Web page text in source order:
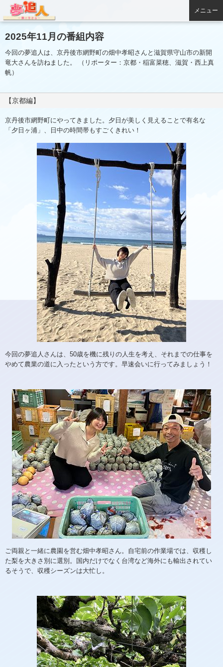
メニュー
2025年11月の番組内容
今回の夢追人は、京丹後市網野町の畑中孝昭さんと滋賀県守山市の新開
竜大さんを訪ねました。 （リポーター：京都・稲富菜穂、滋賀・西上真
帆）
【京都編】
京丹後市網野町にやってきました。夕日が美しく見えることで有名な
「夕日ヶ浦」、日中の時間帯もすごくきれい！
今回の夢追人さんは、50歳を機に残りの人生を考え、それまでの仕事を
やめて農業の道に入ったという方です。早速会いに行ってみましょう！
ご両親と一緒に農園を営む畑中孝昭さん。自宅前の作業場では、収穫し
た梨を大きさ別に選別。国内だけでなく台湾など海外にも輸出されてい
るそうで、収穫シーズンは大忙し。